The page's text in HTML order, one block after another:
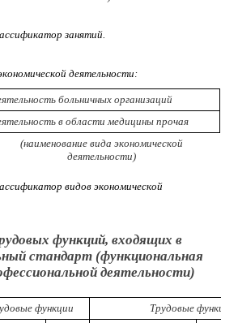
занятий.
деятельности:
больничных организаций
в области медицины прочая
(наименование вида экономической
деятельности)
видов экономической
функций, входящих в
стандарт (функциональная
деятельности)
функции
Трудовые функции